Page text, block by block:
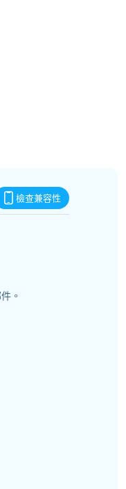
檢查兼容性
。